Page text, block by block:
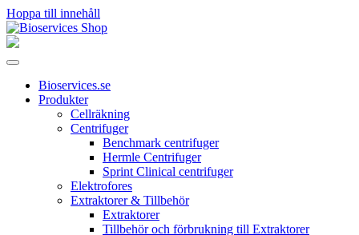
Hoppa till innehåll
Huvudnavigering
Bioservices.se
Produkter
Cellräkning
Centrifuger
Benchmark centrifuger
Hermle Centrifuger
Sprint Clinical centrifuger
Elektrofores
Extraktorer & Tillbehör
Extraktorer
Tillbehör och förbrukning till Extraktorer